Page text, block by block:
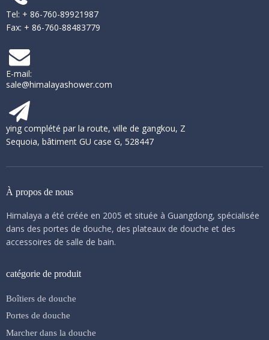
Tel: + 86-760-89921987
Fax: + 86-760-88483779
E-mail:
sale@himalayashower.com
ying complété par la route, ville de gangkou, Z
Sequoia, bâtiment GU case G, 528447
À propos de nous
Himalaya a été créée en 2005 et située à Guangdong, spécialisée
dans des portes de douche, des plateaux de douche et des
accessoires de salle de bain.
catégorie de produit
Boîtiers de douche
Portes de douche
Marcher dans la douche